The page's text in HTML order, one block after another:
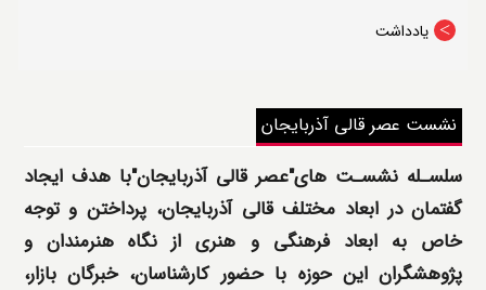
یادداشت
نشست عصر قالی آذربایجان
سلسـله نشسـت های"عصر قالی آذربایجان"با هدف ایجاد
گفتمان در ابعاد مختلف قالی آذربایجان، پرداختن و توجه
خاص به ابعاد فرهنگی و هنری از نگاه هنرمندان و
پژوهشگران این حوزه با حضور کارشناسان، خبرگان بازار،